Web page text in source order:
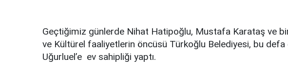
Geçtiğimiz günlerde Nihat Hatipoğlu, Mustafa Karataş ve
ve Kültürel faaliyetlerin öncüsü Türkoğlu Belediyesi, bu
Uğurluel’e ev sahipliği yaptı.